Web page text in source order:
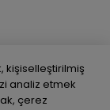
kişiselleştirilmiş
analiz etmek
çerez